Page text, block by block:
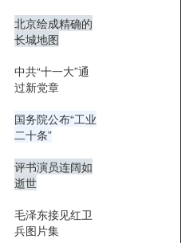
北京绘成精确的
长城地图
中共“十一大”通
过新党章
国务院公布“工业
二十条”
评书演员连阔如
逝世
毛泽东接见红卫
兵图片集